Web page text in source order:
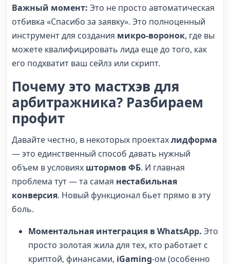
Важный момент: Это не просто автоматическая
отбивка «Спасибо за заявку». Это полноценный
инструмент для создания микро-воронок, где вы
можете квалифицировать лида еще до того, как
его подхватит ваш сейлз или скрипт.
Почему это мастхэв для
арбитражника? Разбираем
профит
Давайте честно, в некоторых проектахлидформа
— это единственный способ давать нужный
объем в условиях штормов ФБ. И главная
проблема тут — та самая нестабильная
конверсия. Новый функционал бьет прямо в эту
боль.
Моментальная интеграция в WhatsApp. Это
просто золотая жила для тех, кто работает с
криптой, финансами, iGaming-ом (особенно